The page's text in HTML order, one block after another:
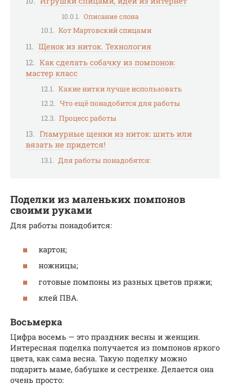
Описание слона
Кот Мартовский спицами
Щенок из ниток. Технология
Как сделать собачку из помпонов:
мастер класс
Какие нитки лучше использовать
Что ещё понадобится для работы
Процесс работы
Гламурные щенки из ниток: шить или
вязать не придется!
Для работы понадобятся:
Поделки из маленьких помпонов
своими руками
Для работы понадобится:
картон;
ножницы;
готовые помпоны из разных цветов пряжи;
клей ПВА.
Восьмерка
Цифра восемь — это праздник весны и женщин.
Интересная поделка получается из помпонов яркого
цвета, как сама весна. Такую поделку можно
подарить маме, бабушке и сестренке. Делается она
очень просто: